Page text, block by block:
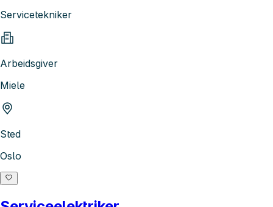
Servicetekniker
Arbeidsgiver
Miele
Sted
Oslo